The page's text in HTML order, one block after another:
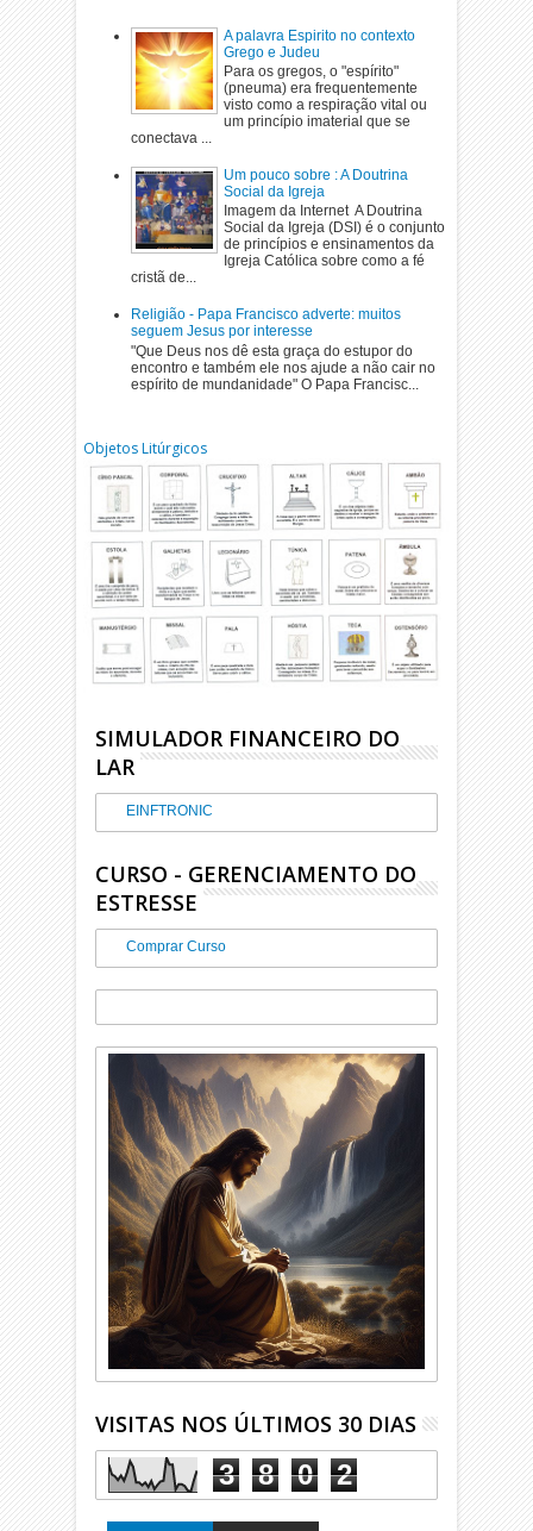
A palavra Espirito no contexto
Grego e Judeu
Para os gregos, o "espírito"
(pneuma) era frequentemente
visto como a respiração vital ou
um princípio imaterial que se
conectava ...
Um pouco sobre : A Doutrina
Social da Igreja
Imagem da Internet A Doutrina
Social da Igreja (DSI) é o conjunto
de princípios e ensinamentos da
Igreja Católica sobre como a fé
cristã de...
Religião - Papa Francisco adverte: muitos
seguem Jesus por interesse
"Que Deus nos dê esta graça do estupor do
encontro e também ele nos ajude a não cair no
espírito de mundanidade" O Papa Francisc...
Objetos Litúrgicos
SIMULADOR FINANCEIRO DO
LAR
EINFTRONIC
CURSO - GERENCIAMENTO DO
ESTRESSE
Comprar Curso
VISITAS NOS ÚLTIMOS 30 DIAS
3 8 0 2